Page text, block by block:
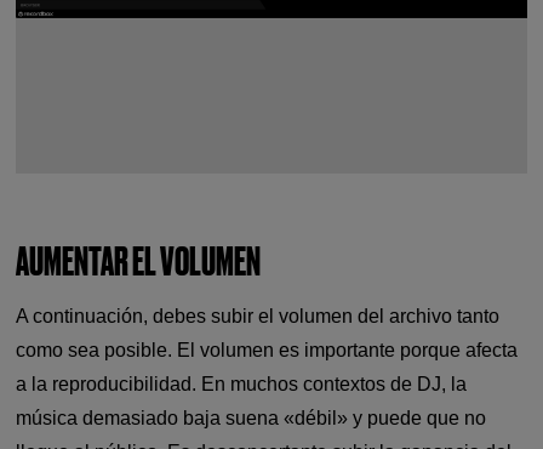
AUMENTAR EL VOLUMEN
A continuación, debes subir el volumen del archivo tanto
como sea posible. El volumen es importante porque afecta
a la reproducibilidad. En muchos contextos de DJ, la
música demasiado baja suena «débil» y puede que no